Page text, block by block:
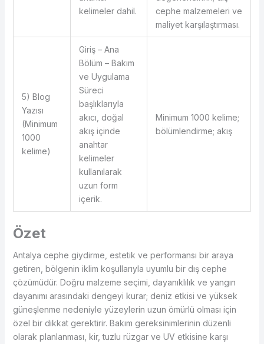
kelimeler dahil.
cephe malzemeleri ve
maliyet karşılaştırması.
5) Blog
Yazısı
(Minimum
1000
kelime)
Giriş – Ana
Bölüm – Bakım
ve Uygulama
Süreci
başlıklarıyla
akıcı, doğal
akış içinde
anahtar
kelimeler
kullanılarak
uzun form
içerik.
Minimum 1000 kelime;
bölümlendirme; akış
Özet
Antalya cephe giydirme, estetik ve performansı bir araya
getiren, bölgenin iklim koşullarıyla uyumlu bir dış cephe
çözümüdür. Doğru malzeme seçimi, dayanıklılık ve yangın
dayanımı arasındaki dengeyi kurar; deniz etkisi ve yüksek
güneşlenme nedeniyle yüzeylerin uzun ömürlü olması için
özel bir dikkat gerektirir. Bakım gereksinimlerinin düzenli
olarak planlanması, kir, tuzlu rüzgar ve UV etkisine karşı